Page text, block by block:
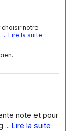
notre
... Lire la suite
note et pour
... Lire la suite